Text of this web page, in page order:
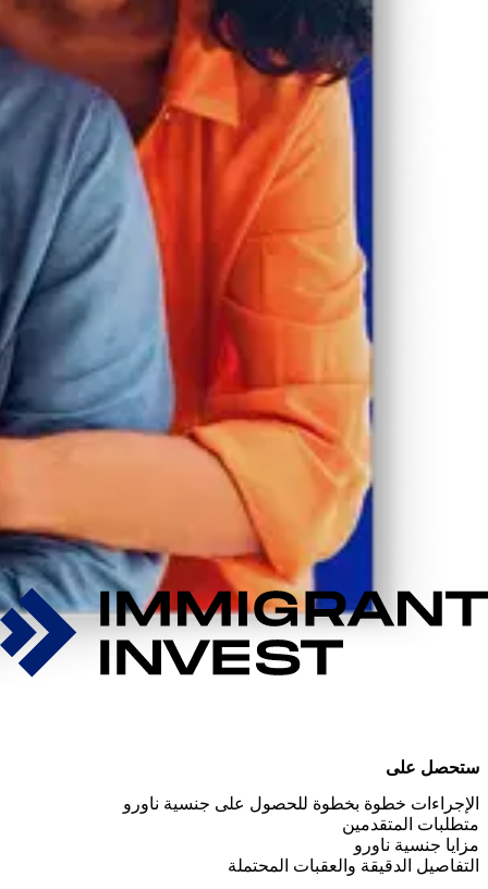
ستحصل على
الإجراءات خطوة بخطوة للحصول على جنسية ناورو
متطلبات المتقدمين
مزايا جنسية ناورو
التفاصيل الدقيقة والعقبات المحتملة